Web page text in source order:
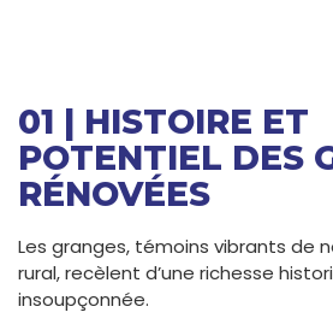
01 | HISTOIRE ET
POTENTIEL DES
RÉNOVÉES
Les granges, témoins vibrants de
rural, recèlent d’une richesse
insoupçonnée.